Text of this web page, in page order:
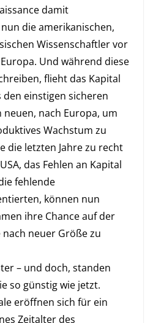
damit
die amerikanischen,
Wissenschaftler vor
Und während diese
flieht das Kapital
einstigen sicheren
neuen, nach Europa, um
Wachstum zu
die letzten Jahre zu recht
das Fehlen an Kapital
fehlende
können nun
ihre Chance auf der
neuer Größe zu
– und doch, standen
so günstig wie jetzt.
eröffnen sich für ein
Zeitalter des